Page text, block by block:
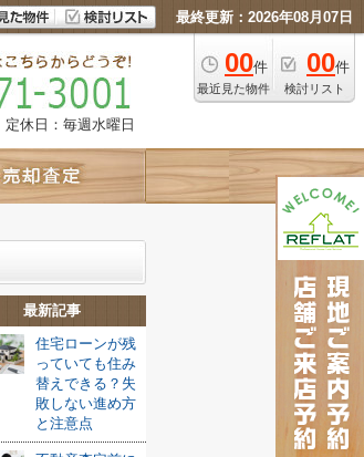
最終更新：2026年08月07日
00件
最近見た物件
00件
検討リスト
定休日：毎週水曜日
最新記事
住宅ローンが残
っていても住み
替えできる？失
敗しない進め方
と注意点